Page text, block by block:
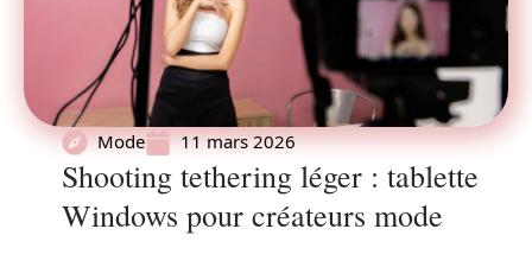
Mode 11 mars 2026
Shooting tethering léger : tablette
Windows pour créateurs mode